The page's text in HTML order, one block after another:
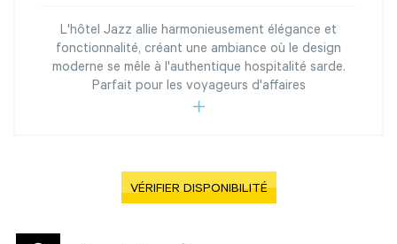
L'hôtel Jazz allie harmonieusement élégance et
fonctionnalité, créant une ambiance où le design
moderne se mêle à l'authentique hospitalité sarde.
Parfait pour les voyageurs d'affaires
VÉRIFIER DISPONIBILITÉ